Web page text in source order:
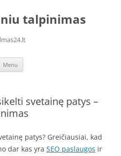
talpinimas
Menu
svetainę patys –
patys? Greičiausiai, kad
dar kas yra SEO paslaugos ir